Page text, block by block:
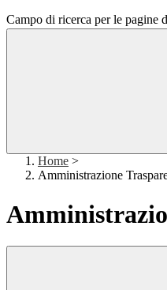
Campo di ricerca per le pagine
Home >
Amministrazione